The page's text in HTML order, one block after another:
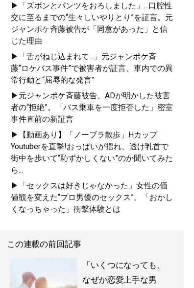
で学ぶ男と女の新・心理
大全』
気は転職活動？
記事一覧へ
▶「ズボンとパンツをおろしました」...口腔性
交に至るまでの“生々しいやりとり”を証言。元
ジャンポケ斉藤被告が「同意があった」と信
じた理由
▶「舌がねじ込まれて...」元ジャンポケ斉
藤“ロケバス事件”で被害者が証言、車内での異
常行動と“屈辱的な発言”
▶元ジャンポケ斉藤被告、ADが明かした被害
者の“拒絶”。「バス乗車を一度拒否した」密室
事件直前の新証言
▶【動画あり】「ノーブラ散歩」Hカップ
Youtuberを直撃!おっぱいが揺れ、透け乳首で
街中を歩いて“恥ずかしくない”のか聞いてみた
ら...
▶「セックスは好きじゃなかった」女性の価
値観を変えた“プロ男優のセックス”。「おかし
くなっちゃった」衝撃体験とは
この連載の前回記事
「いくつになっても、
なぜか恋愛上手な男